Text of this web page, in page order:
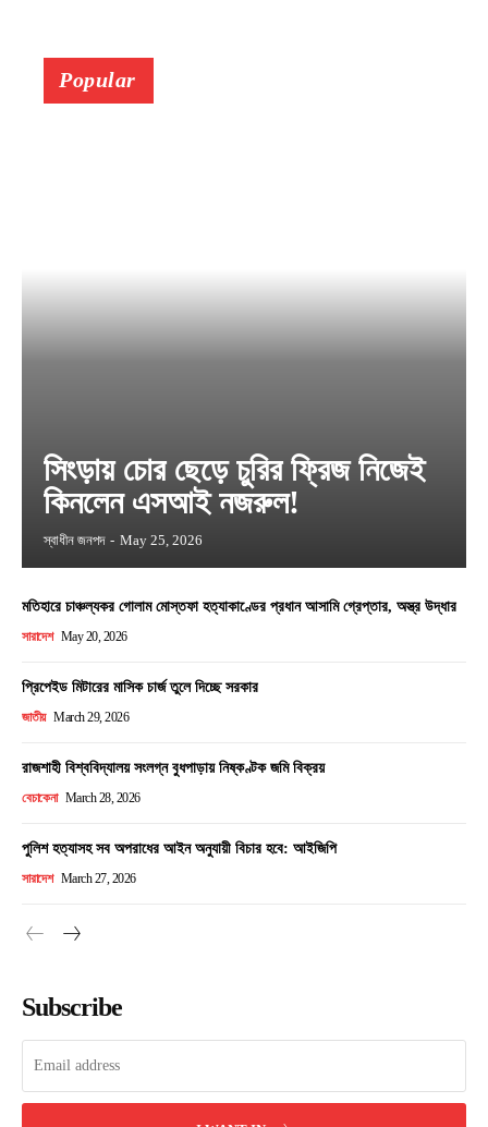
Popular
সিংড়ায় চোর ছেড়ে চুরির ফ্রিজ নিজেই
কিনলেন এসআই নজরুল!
স্বাধীন জনপদ - May 25, 2026
মতিহারে চাঞ্চল্যকর গোলাম মোস্তফা হত্যাকাণ্ডের প্রধান আসামি গ্রেপ্তার, অস্ত্র উদ্ধার
সারাদেশ May 20, 2026
প্রিপেইড মিটারের মাসিক চার্জ তুলে দিচ্ছে সরকার
জাতীয় March 29, 2026
রাজশাহী বিশ্ববিদ্যালয় সংলগ্ন বুধপাড়ায় নিষ্কণ্টক জমি বিক্রয়
বেচাকেনা March 28, 2026
পুলিশ হত্যাসহ সব অপরাধের আইন অনুযায়ী বিচার হবে: আইজিপি
সারাদেশ March 27, 2026
Subscribe